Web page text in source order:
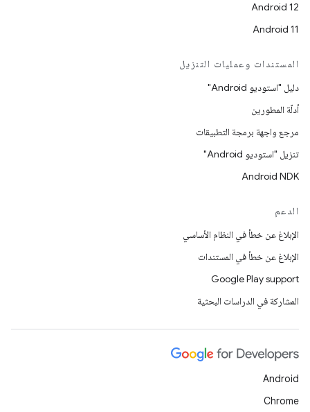
Android 12
Android 11
المستندات وعمليات التنزيل
دليل "استوديو Android"
أدلّة المطورين
مرجع واجهة برمجة التطبيقات
تنزيل "استوديو Android"
Android NDK
الدعم
الإبلاغ عن خطأ في النظام الأساسي
الإبلاغ عن خطأ في المستندات
Google Play support
المشاركة في الدراسات البحثية
Android
Chrome